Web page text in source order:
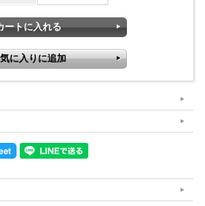
ります。ご注意ください。
業日での発送となります。